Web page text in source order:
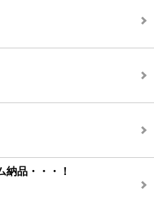
納品・・・！